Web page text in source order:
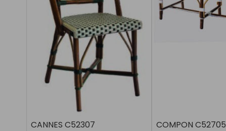
CANNES C52307 COMPON C52705